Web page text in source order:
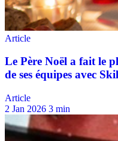
Article
2 Jan 2026 3 min